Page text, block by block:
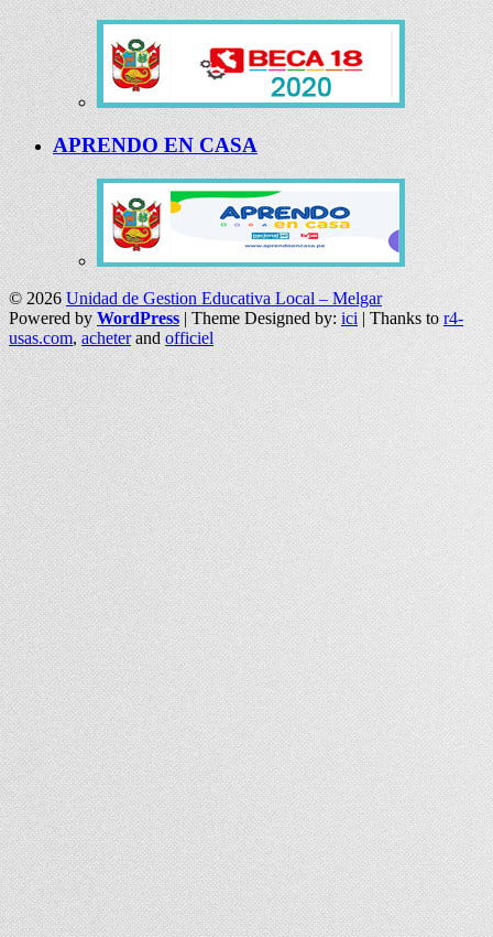
APRENDO EN CASA
© 2026 Unidad de Gestion Educativa Local – Melgar
Powered by WordPress | Theme Designed by: ici | Thanks to r4-
usas.com,acheterand officiel